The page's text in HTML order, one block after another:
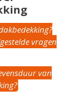
vragen
van